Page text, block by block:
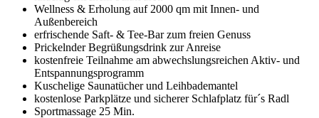
Wellness & Erholung auf 2000 qm mit Innen- und
Außenbereich
erfrischende Saft- & Tee-Bar zum freien Genuss
Prickelnder Begrüßungsdrink zur Anreise
kostenfreie Teilnahme am abwechslungsreichen Aktiv- und
Entspannungsprogramm
Kuschelige Saunatücher und Leihbademantel
kostenlose Parkplätze und sicherer Schlafplatz für´s Radl
Sportmassage 25 Min.